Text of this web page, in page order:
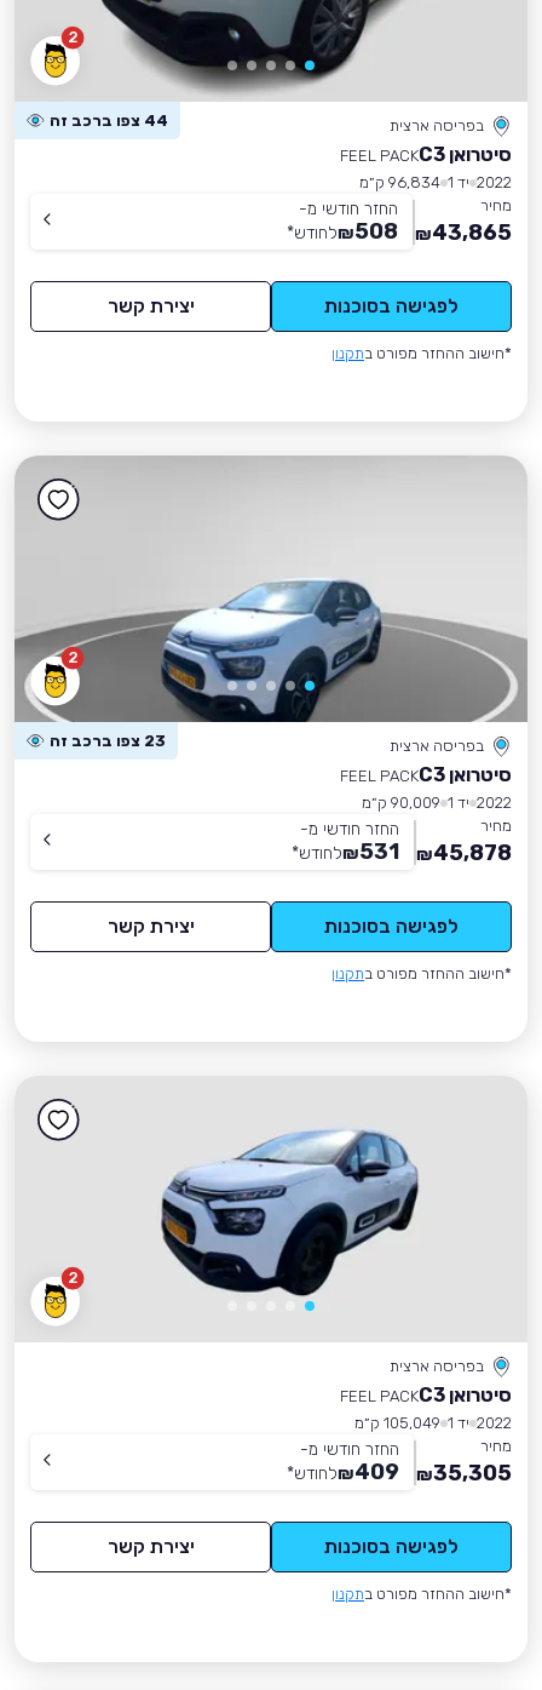
2
בפריסה ארצית 44 צפו ברכב זה
סיטרואן C3
FEEL PACK
2022 יד 1
96,834 ק״מ
מחיר
43,865
₪
החזר חודשי מ-
508
₪לחודש*
לפגישה בסוכנות יצירת קשר
*חישוב ההחזר מפורט בתקנון
2
בפריסה ארצית 23 צפו ברכב זה
סיטרואן C3
FEEL PACK
2022 יד 1
90,009 ק״מ
מחיר
45,878
₪
החזר חודשי מ-
531
₪לחודש*
לפגישה בסוכנות יצירת קשר
*חישוב ההחזר מפורט בתקנון
2
בפריסה ארצית
סיטרואן C3
FEEL PACK
2022 יד 1
105,049 ק״מ
מחיר
35,305
₪
החזר חודשי מ-
409
₪לחודש*
לפגישה בסוכנות יצירת קשר
*חישוב ההחזר מפורט בתקנון